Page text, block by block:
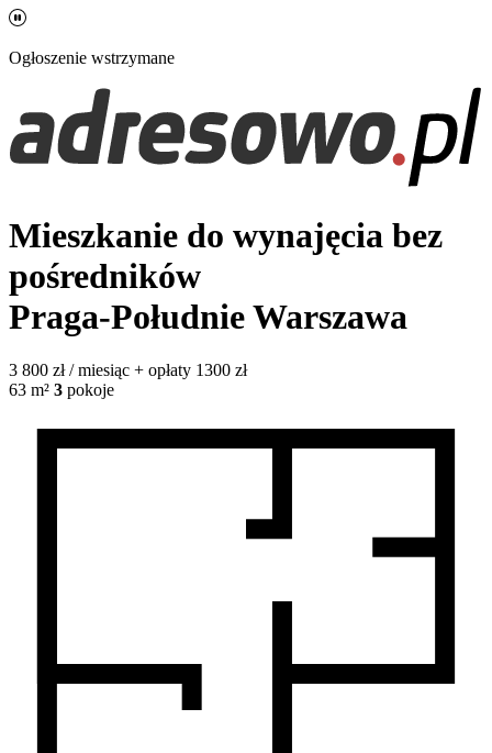
Ogłoszenie wstrzymane
Mieszkanie do wynajęcia bez
pośredników
Praga-PołudnieWarszawa
3 800 zł / miesiąc + opłaty 1300 zł
63 m² 3 pokoje